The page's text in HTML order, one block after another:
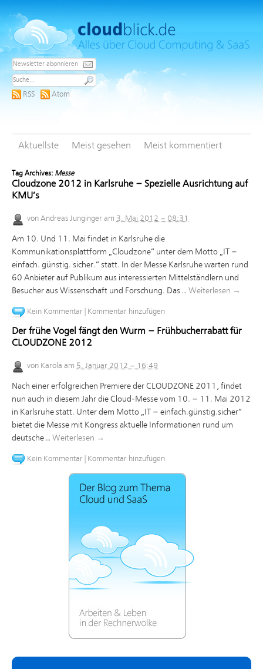
RSS Atom
Aktuellste Meist gesehen Meist kommentiert
Tag Archives: Messe
Cloudzone 2012 in Karlsruhe – Spezielle Ausrichtung auf
KMU’s
von Andreas Junginger am 3. Mai 2012 – 08:31
Am 10. Und 11. Mai findet in Karlsruhe die
Kommunikationsplattform „Cloudzone“ unter dem Motto „IT –
einfach. günstig. sicher.“ statt. In der Messe Karlsruhe warten rund
60 Anbieter auf Publikum aus interessierten Mittelständlern und
Besucher aus Wissenschaft und Forschung. Das … Weiterlesen →
Kein Kommentar Kommentar hinzufügen
Der frühe Vogel fängt den Wurm – Frühbucherrabatt für
CLOUDZONE 2012
von Karola am 5. Januar 2012 – 16:49
Nach einer erfolgreichen Premiere der CLOUDZONE 2011, findet
nun auch in diesem Jahr die Cloud-Messe vom 10. – 11. Mai 2012
in Karlsruhe statt. Unter dem Motto „IT – einfach.günstig.sicher“
bietet die Messe mit Kongress aktuelle Informationen rund um
deutsche … Weiterlesen →
Kein Kommentar Kommentar hinzufügen